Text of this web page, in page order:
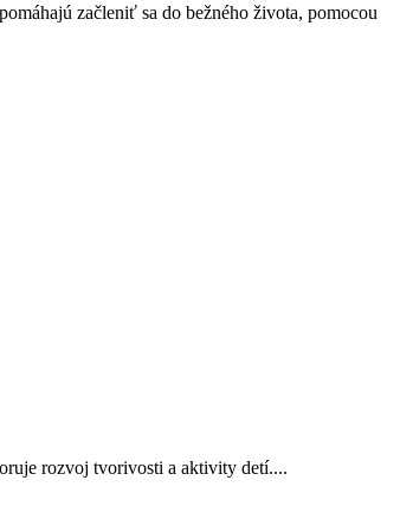
začleniť sa do bežného života, pomocou
rozvoj tvorivosti a aktivity detí....